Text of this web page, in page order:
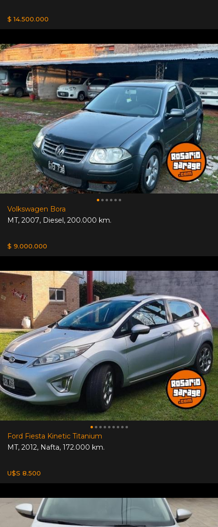
$ 14.500.000
Volkswagen Bora
MT, 2007, Diesel, 200.000 km.
$ 9.000.000
Ford Fiesta Kinetic Titanium
MT, 2012, Nafta, 172.000 km.
U$S 8.500